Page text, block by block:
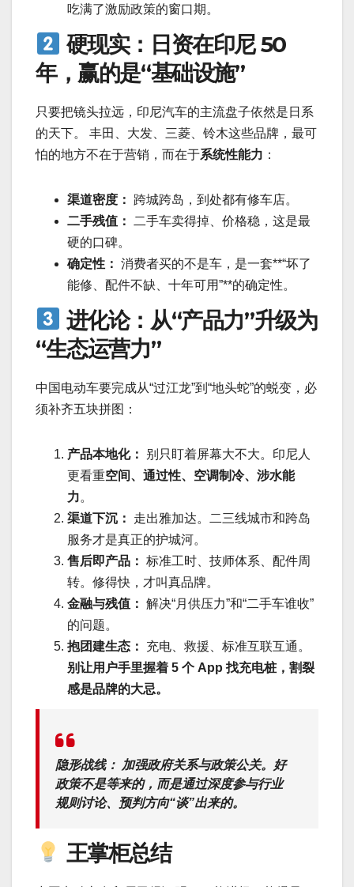
吃满了激励政策的窗口期。
硬现实：日资在印尼 50
年，赢的是“基础设施”
只要把镜头拉远，印尼汽车的主流盘子依然是日系
的天下。 丰田、大发、三菱、铃木这些品牌，最可
怕的地方不在于营销，而在于系统性能力 ：
渠道密度：
跨城跨岛，到处都有修车店。
二手残值：
二手车卖得掉、价格稳，这是最
硬的口碑。
确定性： 消费者买的不是车，是一套**“坏了
能修、配件不缺、十年可用”**的确定性。
进化论：从“产品力”升级为
“生态运营力”
中国电动车要完成从“过江龙”到“地头蛇”的蜕变，必
须补齐五块拼图：
产品本地化：
别只盯着屏幕大不大。印尼人
更看重空间、通过性、空调制冷、涉水能
力。
渠道下沉：
走出雅加达。二三线城市和跨岛
服务才是真正的护城河。
售后即产品： 标准工时、技师体系、配件周
转。修得快，才叫真品牌。
金融与残值： 解决“月供压力”和“二手车谁收”
的问题。
抱团建生态：
充电、救援、标准互联互通。
别让用户手里握着 5 个 App 找充电桩，割裂
感是品牌的大忌。
隐形战线： 加强政府关系与政策公关。好
政策不是等来的，而是通过深度参与行业
规则讨论、预判方向“谈”出来的。
王掌柜总结